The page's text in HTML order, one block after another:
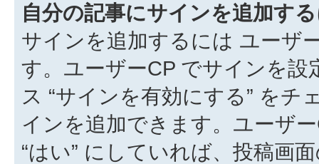
自分の記事にサインを追加す
サインを追加するには ユーザ
す。ユーザーCP でサインを
ス “サインを有効にする” を
インを追加できます。ユーザ
“はい” にしていれば、投稿画